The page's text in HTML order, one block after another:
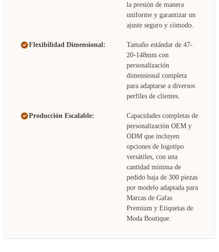
la presión de manera
uniforme y garantizar un
ajuste seguro y cómodo.
Flexibilidad Dimensional:
Tamaño estándar de 47-
20-148mm con
personalización
dimensional completa
para adaptarse a diversos
perfiles de clientes.
Producción Escalable:
Capacidades completas de
personalización OEM y
ODM que incluyen
opciones de logotipo
versátiles, con una
cantidad mínima de
pedido baja de 300 piezas
por modelo adaptada para
Marcas de Gafas
Premium y Etiquetas de
Moda Boutique.